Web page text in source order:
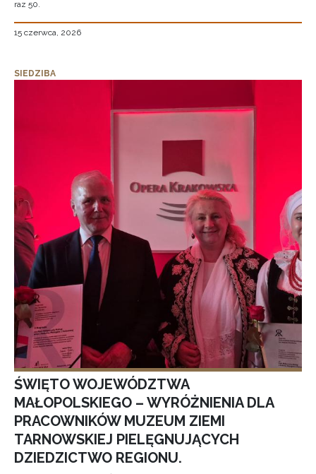
raz 50.
15 czerwca, 2026
SIEDZIBA
ŚWIĘTO WOJEWÓDZTWA
MAŁOPOLSKIEGO – WYRÓŻNIENIA DLA
PRACOWNIKÓW MUZEUM ZIEMI
TARNOWSKIEJ PIELĘGNUJĄCYCH
DZIEDZICTWO REGIONU.